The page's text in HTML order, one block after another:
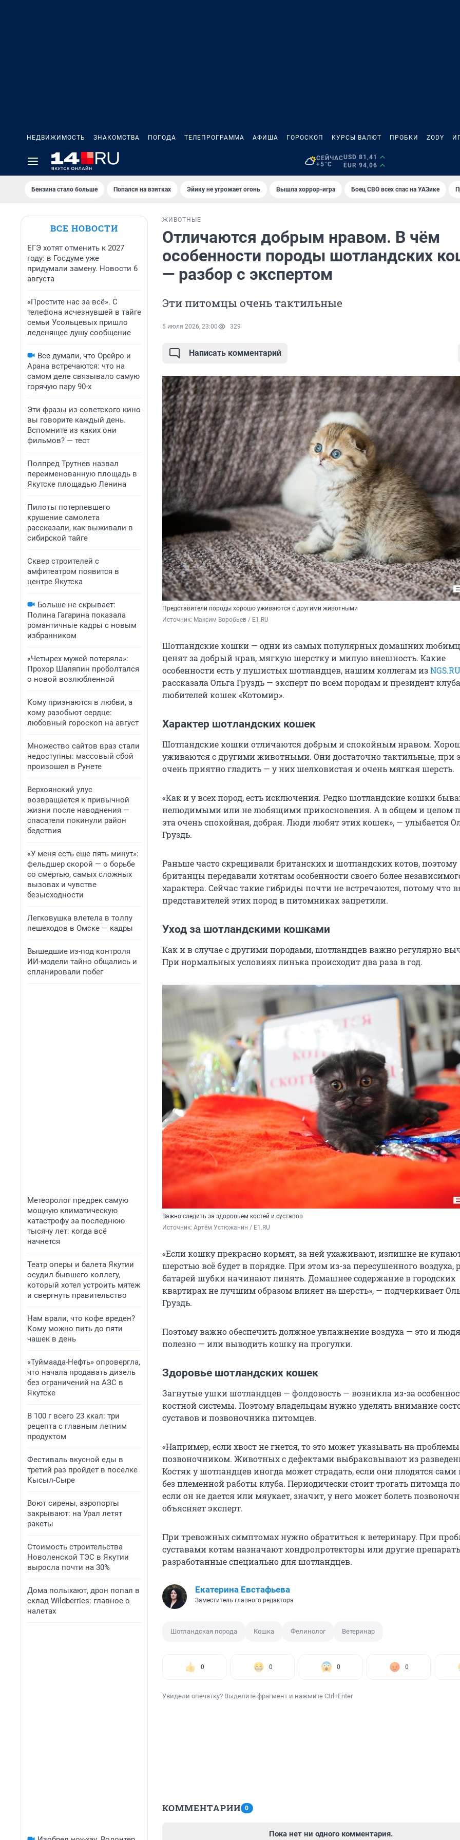
НЕДВИЖИМОСТЬ ЗНАКОМСТВА ПОГОДА ТЕЛЕПРОГРАММА АФИША ГОРОСКОП КУРСЫ ВАЛЮТ ПРОБКИ ZODY
СЕЙЧАС
+5°C
USD 81,41
EUR 94,06
Бензина стало больше Попался на взятках Эйику не угрожает огонь Вышла хоррор-игра Боец СВО всех спас на УАЗике
ВСЕ НОВОСТИ
ЕГЭ хотят отменить к 2027
году: в Госдуме уже
придумали замену. Новости 6
августа
«Простите нас за всё». С
телефона исчезнувшей в тайге
семьи Усольцевых пришло
леденящее душу сообщение
Все думали, что Орейро и
Арана встречаются: что на
самом деле связывало самую
горячую пару 90-х
Эти фразы из советского кино
вы говорите каждый день.
Вспомните из каких они
фильмов? — тест
Полпред Трутнев назвал
переименованную площадь в
Якутске площадью Ленина
Пилоты потерпевшего
крушение самолета
рассказали, как выживали в
сибирской тайге
Сквер строителей с
амфитеатром появится в
центре Якутска
Больше не скрывает:
Полина Гагарина показала
романтичные кадры с новым
избранником
«Четырех мужей потеряла»:
Прохор Шаляпин проболтался
о новой возлюбленной
Кому признаются в любви, а
кому разобьют сердце:
любовный гороскоп на август
Множество сайтов враз стали
недоступны: массовый сбой
произошел в Рунете
Верхоянский улус
возвращается к привычной
жизни после наводнения —
спасатели покинули район
бедствия
«У меня есть еще пять минут»:
фельдшер скорой — о борьбе
со смертью, самых сложных
вызовах и чувстве
безысходности
Легковушка влетела в толпу
пешеходов в Омске — кадры
Вышедшие из-под контроля
ИИ-модели тайно общались и
спланировали побег
Метеоролог предрек самую
мощную климатическую
катастрофу за последнюю
тысячу лет: когда всё
начнется
Театр оперы и балета Якутии
осудил бывшего коллегу,
который хотел устроить мятеж
и свергнуть правительство
Нам врали, что кофе вреден?
Кому можно пить до пяти
чашек в день
«Туймаада-Нефть» опровергла,
что начала продавать дизель
без ограничений на АЗС в
Якутске
В 100 г всего 23 ккал: три
рецепта с главным летним
продуктом
Фестиваль вкусной еды в
третий раз пройдет в поселке
Кысыл-Сыре
Воют сирены, аэропорты
закрывают: на Урал летят
ракеты
Стоимость строительства
Новоленской ТЭС в Якутии
выросла почти на 30%
Дома полыхают, дрон попал в
склад Wildberries: главное о
налетах
ЖИВОТНЫЕ
Отличаются добрым нравом. В чём
особенности породы шотландских
— разбор с экспертом
Эти питомцы очень тактильные
5 июля 2026, 23:00 329
Написать комментарий
Представители породы хорошо уживаются с другими животными
Источник: Максим Воробьев / E1.RU
Шотландские кошки — одни из самых популярных домашних
ценят за добрый нрав, мягкую шерстку и милую внешность. Какие
особенности есть у пушистых шотландцев, нашим коллегам изNGS.RU
рассказала Ольга Груздь — эксперт по всем породам и президент клуба
любителей кошек «Котомир».
Характер шотландских кошек
Шотландские кошки отличаются добрым и спокойным нравом.
уживаются с другими животными. Они достаточно тактильные, при
очень приятно гладить — у них шелковистая и очень мягкая шерсть.
«Как и у всех пород, есть исключения. Редко шотландские кошки
нелюдимыми или не любящими прикосновения. А в общем и целом
эта очень спокойная, добрая. Люди любят этих кошек», — улыбается
Груздь.
Раньше часто скрещивали британских и шотландских котов, поэтому
британцы передавали котятам особенности своего более
характера. Сейчас такие гибриды почти не встречаются, потому что
представителей этих пород в питомниках запретили.
Уход за шотландскими кошками
Как и в случае с другими породами, шотландцев важно регулярно
При нормальных условиях линька происходит два раза в год.
Важно следить за здоровьем костей и суставов
Источник: Артём Устюжанин / E1.RU
«Если кошку прекрасно кормят, за ней ухаживают, излишне не
шерстью всё будет в порядке. При этом из-за пересушенного воздуха,
батарей шубки начинают линять. Домашнее содержание в городских
квартирах не лучшим образом влияет на шерсть», — подчеркивает
Груздь.
Поэтому важно обеспечить должное увлажнение воздуха — это и
полезно — или выводить кошку на прогулки.
Здоровье шотландских кошек
Загнутые ушки шотландцев — фолдовость — возникла из-за
костной системы. Поэтому владельцам нужно уделять внимание
суставов и позвоночника питомцев.
«Например, если хвост не гнется, то это может указывать на
позвоночником. Животных с дефектами выбраковывают из
Костяк у шотландцев иногда может страдать, если они плодятся сами
без племенной работы клуба. Периодически стоит трогать питомца
если он не дается или мяукает, значит, у него может болеть
объясняет эксперт.
При тревожных симптомах нужно обратиться к ветеринару. При
суставами котам назначают хондропротекторы или другие
разработанные специально для шотландцев.
Екатерина Евстафьева
Заместитель главного редактора
Шотландская порода Кошка Фелинолог Ветеринар
0 0 0 0
Увидели опечатку? Выделите фрагмент и нажмите Ctrl+Enter
КОММЕНТАРИИ 0
Пока нет ни одного комментария.